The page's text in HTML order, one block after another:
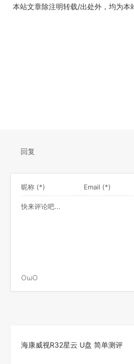
回复
OωO
海康威视R32星云 U盘 简单测评